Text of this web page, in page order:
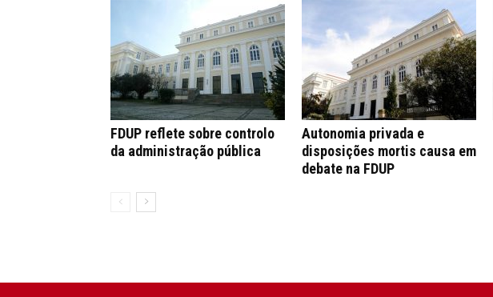
FDUP reflete sobre controlo
da administração pública
Autonomia privada e
disposições mortis causa em
debate na FDUP